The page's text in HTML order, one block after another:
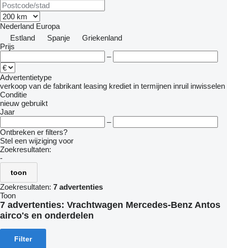
Nederland Europa
Estland
Spanje
Griekenland
Prijs
–
Advertentietype
verkoop van de fabrikant leasing krediet in termijnen inruil inwisselen
Conditie
nieuw gebruikt
Jaar
–
Ontbreken er filters?
Stel een wijziging voor
Zoekresultaten:
-
toon
Zoekresultaten: 7 advertenties
Toon
7 advertenties: Vrachtwagen Mercedes-Benz Antos
airco's en onderdelen
Filter